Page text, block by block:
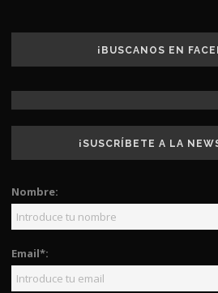
¡BUSCANOS EN
¡SUSCRÍBETE A LA
Nombre:
Email*: